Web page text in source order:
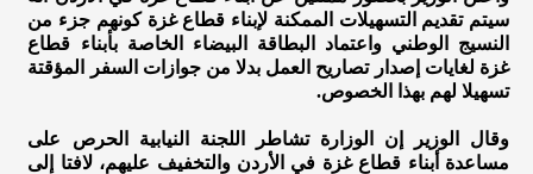
سيتم تقديم التسهيلات الممكنة لإبناء قطاع غزة كونهم جزء من
النسيج الوطني واعتماد البطاقة البيضاء الخاصة بأبناء قطاع
غزة لغايات إصدار تصاريح العمل بدلا من جوازات السفر المؤقتة
تسهيلا لهم بهذا الخصوص.
وقال الوزير إن الوزارة تشاطر اللجنة النيابية الحرص على
مساعدة أبناء قطاع غزة في الأردن والتخفيف عليهم، لافتا إلى